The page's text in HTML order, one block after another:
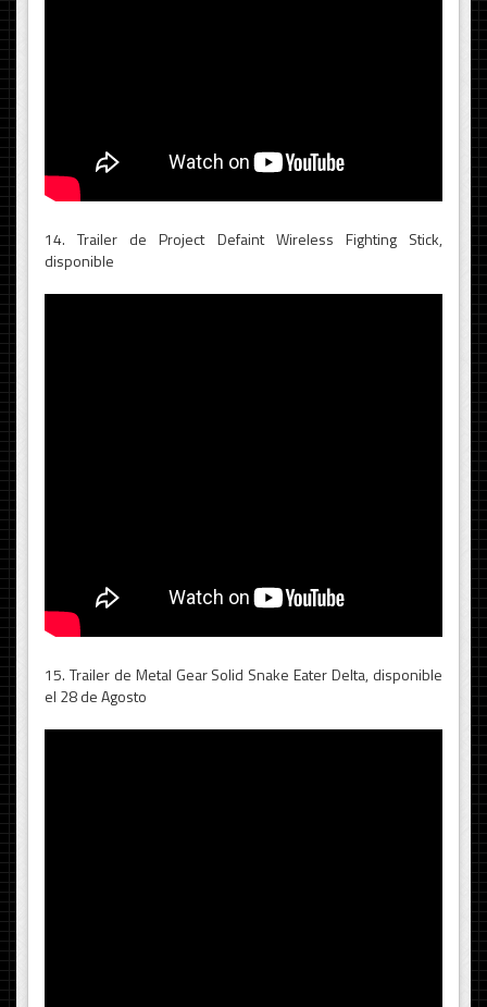
14. Trailer de Project Defaint Wireless Fighting Stick,
disponible
15. Trailer de Metal Gear Solid Snake Eater Delta, disponible
el 28 de Agosto